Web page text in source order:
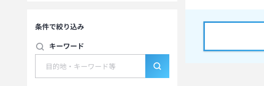
条件で絞り込み
キーワード